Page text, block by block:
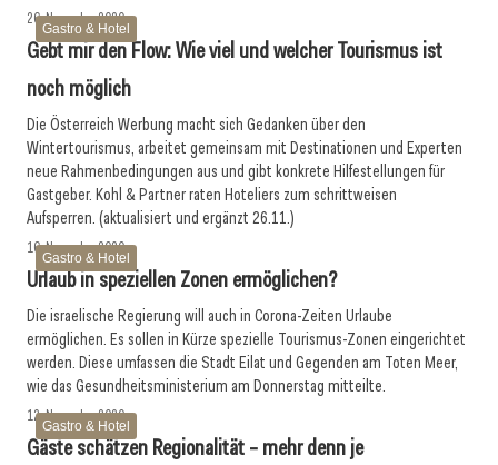
Gastro & Hotel
26. November 2020
Gebt mir den Flow: Wie viel und welcher Tourismus ist
noch möglich
Die Österreich Werbung macht sich Gedanken über den
Wintertourismus, arbeitet gemeinsam mit Destinationen und Experten
neue Rahmenbedingungen aus und gibt konkrete Hilfestellungen für
Gastgeber. Kohl & Partner raten Hoteliers zum schrittweisen
Aufsperren. (aktualisiert und ergänzt 26.11.)
Gastro & Hotel
16. November 2020
Urlaub in speziellen Zonen ermöglichen?
Die israelische Regierung will auch in Corona-Zeiten Urlaube
ermöglichen. Es sollen in Kürze spezielle Tourismus-Zonen eingerichtet
werden. Diese umfassen die Stadt Eilat und Gegenden am Toten Meer,
wie das Gesundheitsministerium am Donnerstag mitteilte.
Gastro & Hotel
12. November 2020
Gäste schätzen Regionalität – mehr denn je